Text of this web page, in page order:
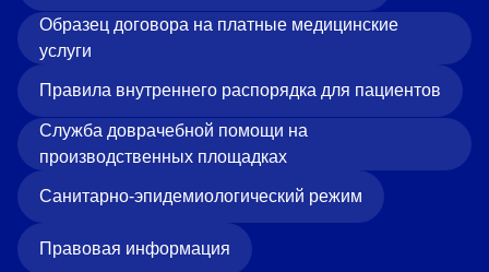
Образец договора на платные медицинские
услуги
Правила внутреннего распорядка для пациентов
Служба доврачебной помощи на
производственных площадках
Санитарно-эпидемиологический режим
Правовая информация